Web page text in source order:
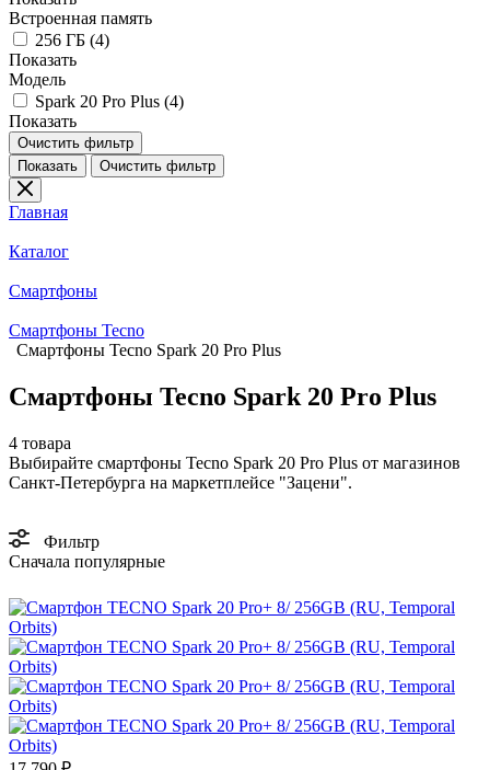
Встроенная память
256 ГБ (4)
Показать
Модель
Spark 20 Pro Plus (4)
Показать
Очистить фильтр
Показать
Очистить фильтр
Главная
Каталог
Смартфоны
Смартфоны Tecno
Смартфоны Tecno Spark 20 Pro Plus
Смартфоны Tecno Spark 20 Pro Plus
4 товара
Выбирайте смартфоны Tecno Spark 20 Pro Plus от магазинов
Санкт-Петербурга на маркетплейсе "Зацени".
Фильтр
Сначала популярные